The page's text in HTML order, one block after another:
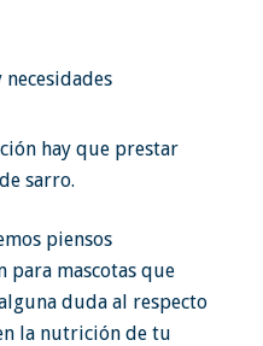
hay que prestar
sarro.
piensos
para mascotas que
duda al respecto
la nutrición de tu